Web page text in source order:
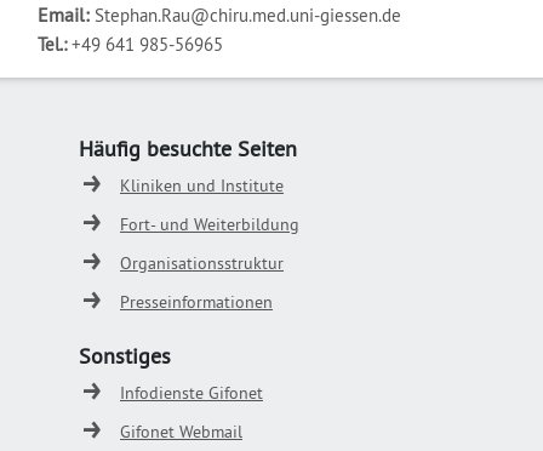
Email: Stephan.Rau@chiru.med.uni-giessen.de
Tel.:+49 641 985-56965
Häufig besuchte Seiten
Kliniken und Institute
Fort- und Weiterbildung
Organisationsstruktur
Presseinformationen
Sonstiges
Infodienste Gifonet
Gifonet Webmail